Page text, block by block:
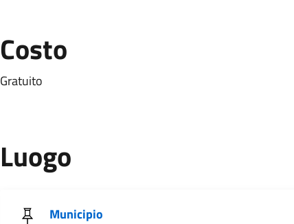
Costo
Gratuito
Luogo
Municipio